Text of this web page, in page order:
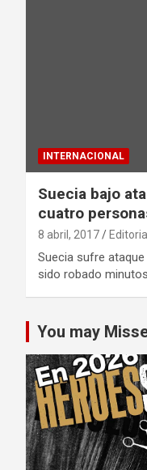
INTERNACIONAL
Suecia bajo
cuatro
8 abril, 2017 Editorial
Suecia sufre
sido robado
You may